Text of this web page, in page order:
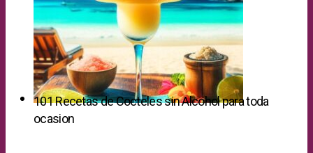
101 Recetas de Cocteles sin Alcohol para toda
ocasion